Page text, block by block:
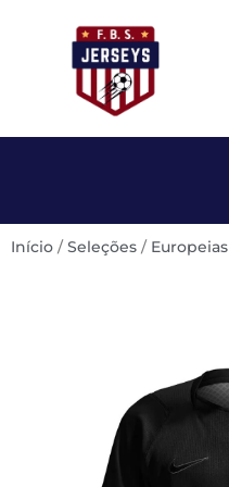
Início /Seleções / Europeias